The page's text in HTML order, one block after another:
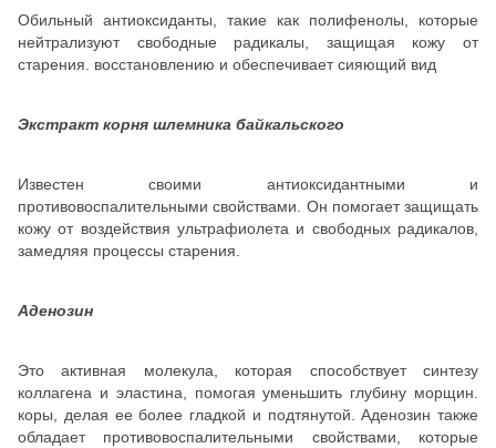
Обильный антиоксиданты, такие как полифенолы, которые
нейтрализуют свободные радикалы, защищая кожу от
старения. восстановлению и обеспечивает сияющий вид
Экстракт корня шлемника байкальского
Известен своими антиоксидантными и
противовоспалительными свойствами. Он помогает защищать
кожу от воздействия ультрафиолета и свободных радикалов,
замедляя процессы старения.
Аденозин
Это активная молекула, которая способствует синтезу
коллагена и эластина, помогая уменьшить глубину морщин.
коры, делая ее более гладкой и подтянутой. Аденозин также
обладает противовоспалительными свойствами, которые